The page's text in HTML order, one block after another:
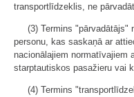
transportlīdzeklis, ne
(3) Termins
personu, kas saskaņā ar
nacionālajiem normatīvajiem
starptautiskos pasažieru vai
(4) Termins